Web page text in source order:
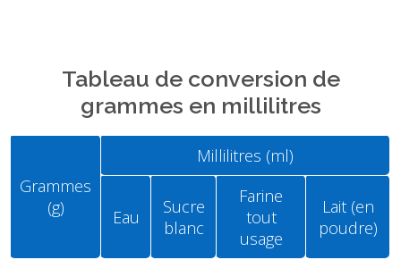
Tableau de conversion de
grammes en millilitres
Grammes
(g)
Millilitres (ml)
Eau
Sucre
blanc
Farine
tout
usage
Lait (en
poudre)